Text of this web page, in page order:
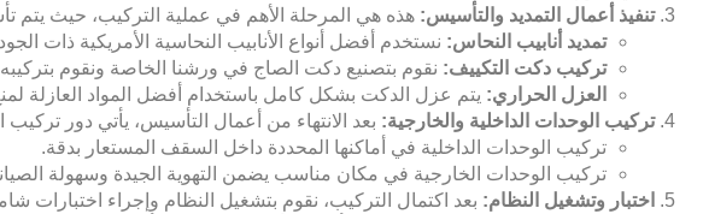
تنفيذ أعمال التمديد والتأسيس: هذه هي المرحلة الأهم في عملية التركيب، حيث يتم
تمديد أنابيب النحاس: نستخدم أفضل أنواع الأنابيب النحاسية الأمريكية ذات
تركيب دكت التكييف: نقوم بتصنيع دكت الصاج في ورشنا الخاصة ونقوم
العزل الحراري: يتم عزل الدكت بشكل كامل باستخدام أفضل المواد العازلة
تركيب الوحدات الداخلية والخارجية: بعد الانتهاء من أعمال التأسيس، يأتي دور تركيب
تركيب الوحدات الداخلية في أماكنها المحددة داخل السقف المستعار بدقة.
تركيب الوحدات الخارجية في مكان مناسب يضمن التهوية الجيدة وسهولة
اختبار وتشغيل النظام: بعد اكتمال التركيب، نقوم بتشغيل النظام وإجراء اختبارات